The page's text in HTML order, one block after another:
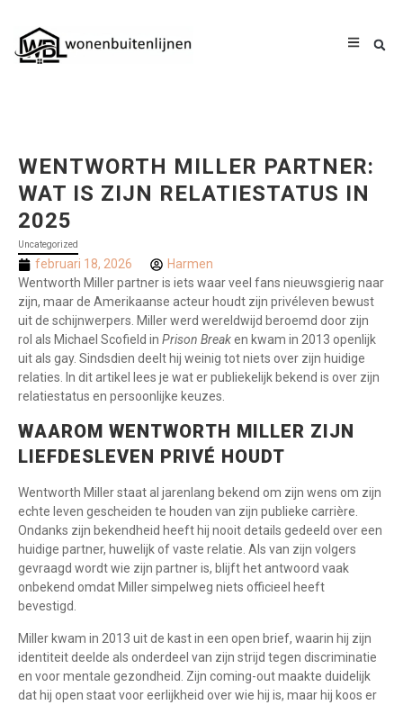
WENTWORTH MILLER PARTNER:
WAT IS ZIJN RELATIESTATUS IN
2025
Uncategorized
februari 18, 2026
Harmen
Wentworth Miller partner is iets waar veel fans nieuwsgierig naar
zijn, maar de Amerikaanse acteur houdt zijn privéleven bewust
uit de schijnwerpers. Miller werd wereldwijd beroemd door zijn
rol als Michael Scofield in Prison Breaken kwam in 2013 openlijk
uit als gay. Sindsdien deelt hij weinig tot niets over zijn huidige
relaties. In dit artikel lees je wat er publiekelijk bekend is over zijn
relatiestatus en persoonlijke keuzes.
WAAROM WENTWORTH MILLER ZIJN
LIEFDESLEVEN PRIVÉ HOUDT
Wentworth Miller staat al jarenlang bekend om zijn wens om zijn
echte leven gescheiden te houden van zijn publieke carrière.
Ondanks zijn bekendheid heeft hij nooit details gedeeld over een
huidige partner, huwelijk of vaste relatie. Als van zijn volgers
gevraagd wordt wie zijn partner is, blijft het antwoord vaak
onbekend omdat Miller simpelweg niets officieel heeft
bevestigd.
Miller kwam in 2013 uit de kast in een open brief, waarin hij zijn
identiteit deelde als onderdeel van zijn strijd tegen discriminatie
en voor mentale gezondheid. Zijn coming-out maakte duidelijk
dat hij open staat voor eerlijkheid over wie hij is, maar hij koos er